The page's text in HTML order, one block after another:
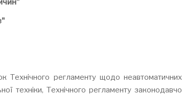
Технічного регламенту щодо неавтоматичних
техніки, Технічного регламенту законодавчо